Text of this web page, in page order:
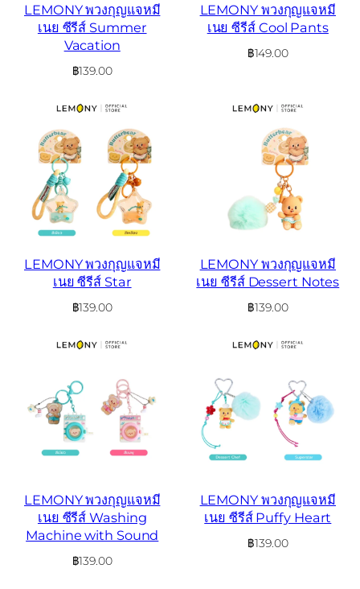
LEMONY พวงกุญแจหมี
เนย ซีรีส์ Summer
Vacation
฿139.00
LEMONY พวงกุญแจหมี
เนย ซีรีส์ Cool Pants
฿149.00
LEMONY พวงกุญแจหมี
เนย ซีรีส์ Star
฿139.00
LEMONY พวงกุญแจหมี
เนย ซีรีส์ Dessert Notes
฿139.00
LEMONY พวงกุญแจหมี
เนย ซีรีส์ Washing
Machine with Sound
฿139.00
LEMONY พวงกุญแจหมี
เนย ซีรีส์ Puffy Heart
฿139.00